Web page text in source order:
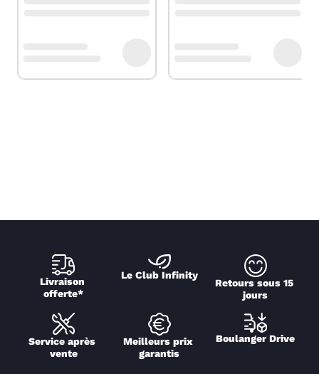
Livraison
offerte*
Le Club Infinity
Retours sous 15
jours
Service après
vente
Meilleurs prix
garantis
Boulanger Drive